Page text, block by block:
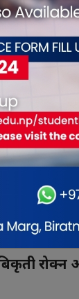
अञ्चल कार्यालय
आगामी बैशाख २
गरिने
प्रिन्सीपल
अौषधि
रित्तो हात
रोक्न